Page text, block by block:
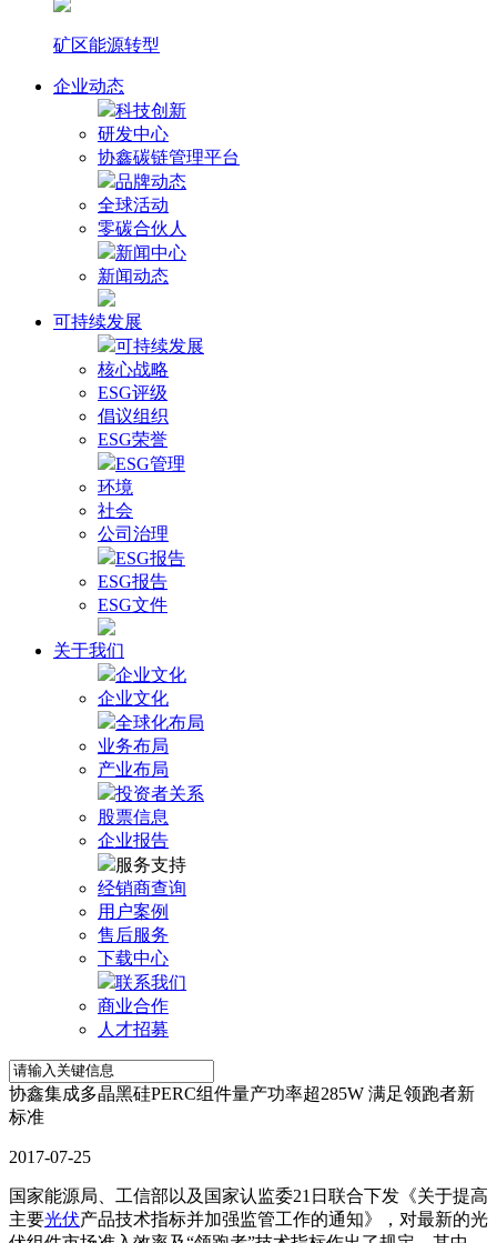
矿区能源转型
企业动态
科技创新
研发中心
协鑫碳链管理平台
品牌动态
全球活动
零碳合伙人
新闻中心
新闻动态
可持续发展
可持续发展
核心战略
ESG评级
倡议组织
ESG荣誉
ESG管理
环境
社会
公司治理
ESG报告
ESG报告
ESG文件
关于我们
企业文化
企业文化
全球化布局
业务布局
产业布局
投资者关系
股票信息
企业报告
服务支持
经销商查询
用户案例
售后服务
下载中心
联系我们
商业合作
人才招募
协鑫集成多晶黑硅PERC组件量产功率超285W 满足领跑者新
标准
2017-07-25
国家能源局、工信部以及国家认监委21日联合下发《关于提高
主要光伏产品技术指标并加强监管工作的通知》，对最新的光